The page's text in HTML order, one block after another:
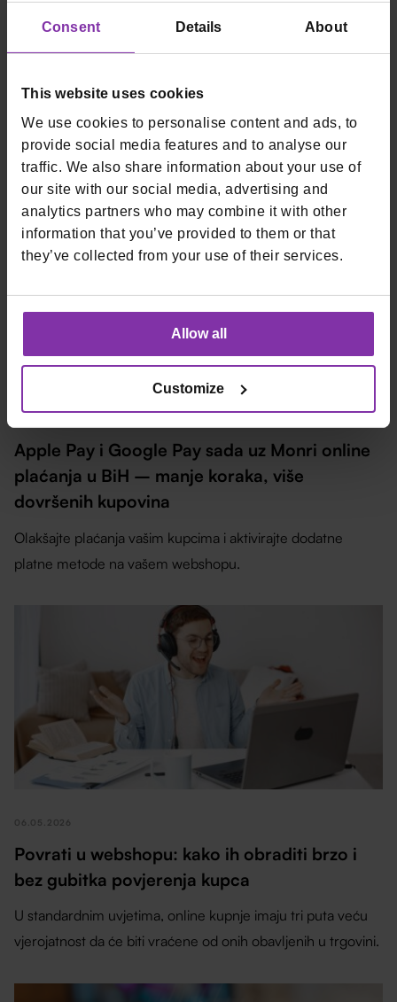
Consent Details About
This website uses cookies
We use cookies to personalise content and ads, to
provide social media features and to analyse our
traffic. We also share information about your use of
our site with our social media, advertising and
analytics partners who may combine it with other
information that you’ve provided to them or that
they’ve collected from your use of their services.
Allow all
Customize
shopa ili drugog prodajnog mjesta na daljinu, moraju moći
provesti putem mobilnih aplikacijae/mBankarstva
telefonu (ili npr. očitavanjem svog lica, ili očitavanjem glasa).
Apple Pay i Google Pay sada uz Monri online
plaćanja u BiH – manje koraka, više
dovršenih kupovina
Olakšajte plaćanja vašim kupcima i aktivirajte dodatne
platne metode na vašem webshopu.
06.05.2026
Povrati u webshopu: kako ih obraditi brzo i
bez gubitka povjerenja kupca
U standardnim uvjetima, online kupnje imaju tri puta veću
vjerojatnost da će biti vraćene od onih obavljenih u trgovini.